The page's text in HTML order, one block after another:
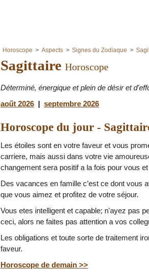
Horoscope Aspects Signes du Zodiaque
Sagittaire Horoscope
Déterminé, énergique et plein de désir et
aoűt 2026 | septembre 2026
Horoscope du jour -
Les étoiles sont en votre faveur et vous
carriere, mais aussi dans votre vie
changement sera positif a la fois pour vous
Des vacances en famille c’est ce dont vous
que vous aimez et profitez de votre séjour.
Vous etes intelligent et capable; n'ayez pas
ceci, alors ne faites pas attention a vos
Les obligations et toute sorte de traitement
faveur.
Horoscope de demain >>